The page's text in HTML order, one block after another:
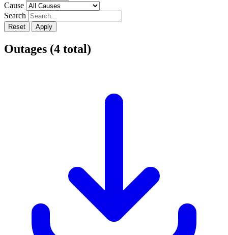
Cause
Search
Reset Apply
Outages (4 total)